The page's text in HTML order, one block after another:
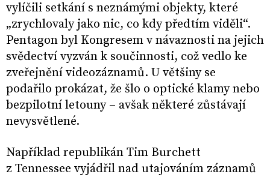
vylíčili setkání s neznámými objekty, které
„zrychlovaly jako nic, co kdy předtím viděli“.
Pentagon byl Kongresem v návaznosti na jejich
svědectví vyzván k součinnosti, což vedlo ke
zveřejnění videozáznamů. U většiny se
podařilo prokázat, že šlo o optické klamy nebo
bezpilotní letouny – avšak některé zůstávají
nevysvětlené.
Například republikán Tim Burchett
z Tennessee vyjádřil nad utajováním záznamů